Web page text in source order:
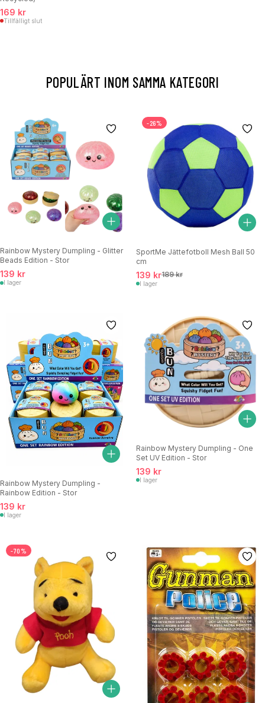
169 kr
Tillfälligt slut
POPULÄRT INOM SAMMA KATEGORI
Rainbow Mystery Dumpling - Glitter
Beads Edition - Stor
139 kr
I lager
-26%
SportMe Jättefotboll Mesh Ball 50
cm
139 kr189 kr
I lager
Rainbow Mystery Dumpling -
Rainbow Edition - Stor
139 kr
I lager
Rainbow Mystery Dumpling - One
Set UV Edition - Stor
139 kr
I lager
-70%